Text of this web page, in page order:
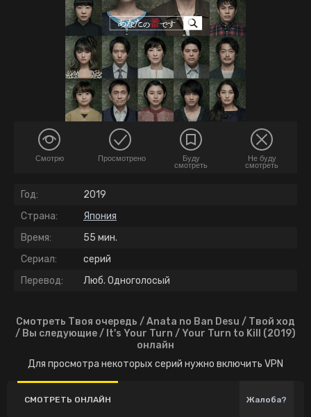
Смотрю Просмотрено
Буду
смотреть
Не буду
смотреть
Год:
2019
Страна:
Япония
Время:
55 мин.
Сериал:
серий
Перевод:
Люб. Одноголосый
Смотреть Твоя очередь / Anata no Ban Desu / Твой ход
/ Вы следующие / It's Your Turn / Your Turn to Kill (2019)
онлайн
Для просмотра некоторых серий нужно включить VPN
СМОТРЕТЬ ОНЛАЙН Жалоба?